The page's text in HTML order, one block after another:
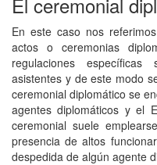
En este caso nos
actos o ceremonias
regulaciones
asistentes y de este modo
ceremonial diplomático se
agentes diplomáticos y el
ceremonial suele
presencia de altos
despedida de algún agente